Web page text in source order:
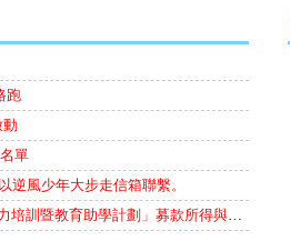
跑
動
單
逆風少年大步走信箱聯繫。
暨教育助學計劃」募款所得與收支報告